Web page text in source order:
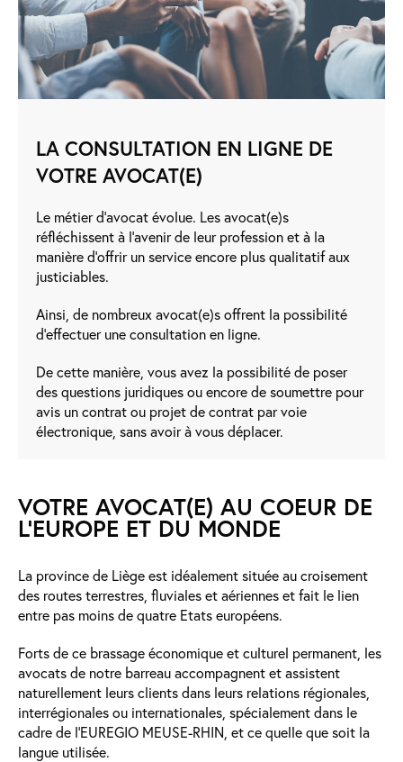
LA CONSULTATION EN LIGNE DE
VOTRE AVOCAT(E)
Le métier d’avocat évolue. Les avocat(e)s
réfléchissent à l’avenir de leur profession et à la
manière d’offrir un service encore plus qualitatif aux
justiciables.
Ainsi, de nombreux avocat(e)s offrent la possibilité
d’effectuer une consultation en ligne.
De cette manière, vous avez la possibilité de poser
des questions juridiques ou encore de soumettre pour
avis un contrat ou projet de contrat par voie
électronique, sans avoir à vous déplacer.
VOTRE AVOCAT(E) AU COEUR DE
L'EUROPE ET DU MONDE
La province de Liège est idéalement située au croisement
des routes terrestres, fluviales et aériennes et fait le lien
entre pas moins de quatre Etats européens.
Forts de ce brassage économique et culturel permanent, les
avocats de notre barreau accompagnent et assistent
naturellement leurs clients dans leurs relations régionales,
interrégionales ou internationales, spécialement dans le
cadre de l’EUREGIO MEUSE-RHIN, et ce quelle que soit la
langue utilisée.